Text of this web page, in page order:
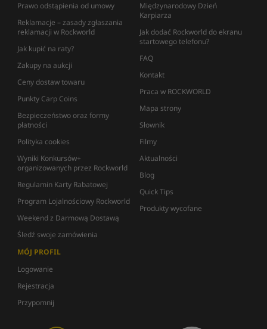
Prawo odstąpienia od umowy
Reklamacje – zasady zgłaszania
reklamacji w Rockworld
Jak kupić na raty?
Zakupy na aukcji
Ceny dostaw towaru
Punkty Carp Coins
Bezpieczeństwo oraz formy
płatności
Polityka cookies
Wyniki Konkursów+
organizowanych przez Rockworld
Regulamin Karty Rabatowej
Program Lojalnościowy Rockworld
Weekend z Darmową Dostawą
Śledź swoje zamówienia
Międzynarodowy Dzień
Karpiarza
Jak dodać Rockworld do ekranu
startowego telefonu?
FAQ
Kontakt
Praca w ROCKWORLD
Mapa strony
Słownik
Filmy
Aktualności
Blog
Quick Tips
Produkty wycofane
MÓJ PROFIL
Logowanie
Rejestracja
Przypomnij